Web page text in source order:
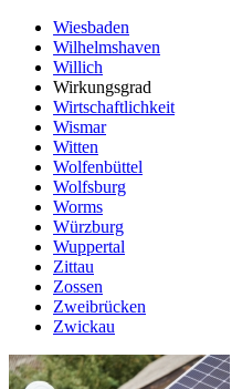
Wiesbaden
Wilhelmshaven
Willich
Wirkungsgrad
Wirtschaftlichkeit
Wismar
Witten
Wolfenbüttel
Wolfsburg
Worms
Würzburg
Wuppertal
Zittau
Zossen
Zweibrücken
Zwickau